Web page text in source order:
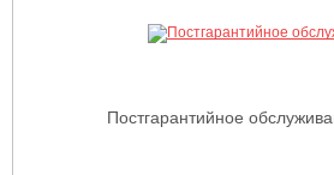
Постгарантийное